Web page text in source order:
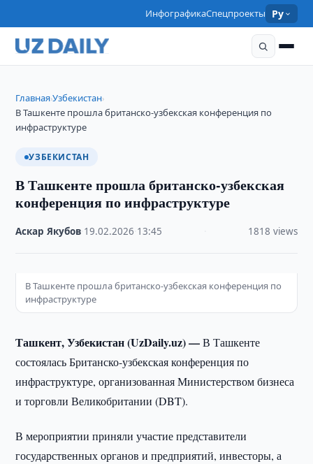
ИнфографикаСпецпроекты Ру
Главная›Узбекистан›
В Ташкенте прошла британско-узбекская конференция по
инфраструктуре
УЗБЕКИСТАН
В Ташкенте прошла британско-узбекская
конференция по инфраструктуре
Аскар Якубов 19.02.2026 13:45 1818 views
В Ташкенте прошла британско-узбекская конференция по
инфраструктуре
Ташкент, Узбекистан (UzDaily.uz) —В Ташкенте
состоялась Британско-узбекская конференция по
инфраструктуре, организованная Министерством бизнеса
и торговли Великобритании (DBT).
В мероприятии приняли участие представители
государственных органов и предприятий, инвесторы, а